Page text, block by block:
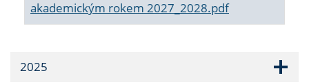
akademickým rokem 2027_2028.pdf
2025